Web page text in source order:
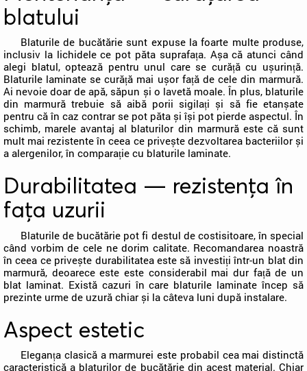
blatului
Blaturile de bucătărie sunt expuse la foarte multe produse,
inclusiv la lichidele ce pot păta suprafața. Așa că atunci când
alegi blatul, optează pentru unul care se curăță cu ușurință.
Blaturile laminate se curăță mai ușor față de cele din marmură.
Ai nevoie doar de apă, săpun și o lavetă moale. În plus, blaturile
din marmură trebuie să aibă porii sigilați și să fie etanșate
pentru că în caz contrar se pot păta și își pot pierde aspectul. În
schimb, marele avantaj al blaturilor din marmură este că sunt
mult mai rezistente în ceea ce privește dezvoltarea bacteriilor și
a alergenilor, în comparație cu blaturile laminate.
Durabilitatea — rezistența în
fața uzurii
Blaturile de bucătărie pot fi destul de costisitoare, în special
când vorbim de cele ne dorim calitate. Recomandarea noastră
în ceea ce privește durabilitatea este să investiți într-un blat din
marmură, deoarece este este considerabil mai dur față de un
blat laminat. Există cazuri în care blaturile laminate încep să
prezinte urme de uzură chiar și la câteva luni după instalare.
Aspect estetic
Eleganța clasică a marmurei este probabil cea mai distinctă
caracteristică a blaturilor de bucătărie din acest material. Chiar